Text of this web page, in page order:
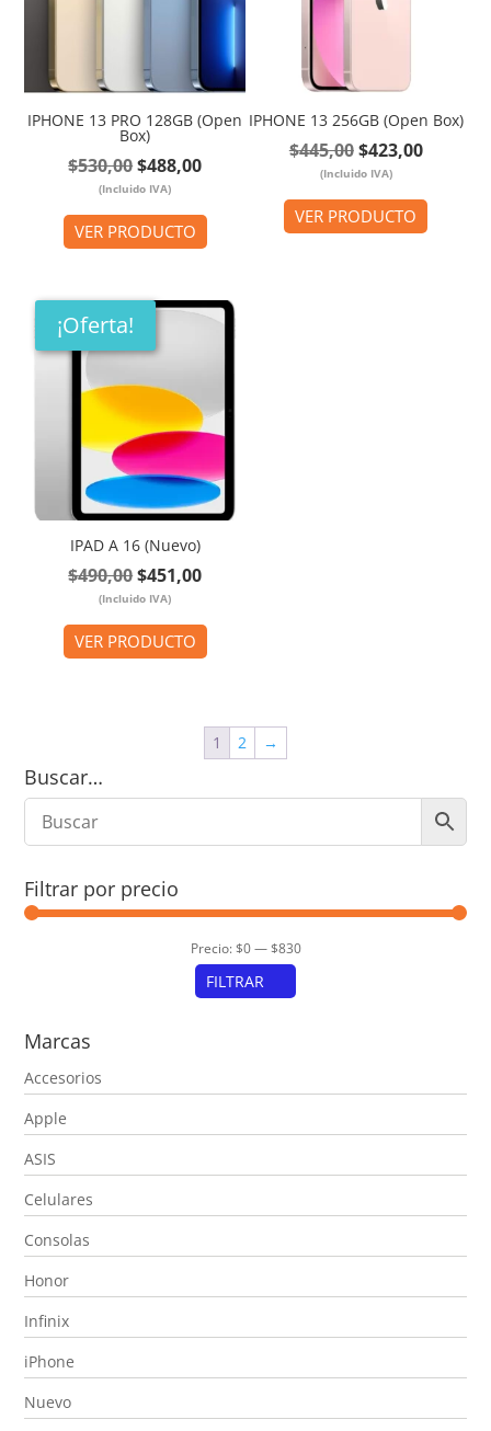
IPHONE 13 PRO 128GB (Open
Box)
$530,00El
precio
original
era:
$488,00El
actual
es:
(Incluido IVA)
VER PRODUCTO
IPHONE 13 256GB (Open Box)
$445,00El
precio
original
era:
$423,00El
actual
es:
(Incluido IVA)
VER PRODUCTO
¡Oferta!
IPAD A 16 (Nuevo)
$490,00El
precio
original
era:
$451,00El
actual
es:
(Incluido IVA)
VER PRODUCTO
1 2 →
Buscar…
Filtrar por precio
FILTRAR
Precio:$0—$830
Marcas
Accesorios
Apple
ASIS
Celulares
Consolas
Honor
Infinix
iPhone
Nuevo